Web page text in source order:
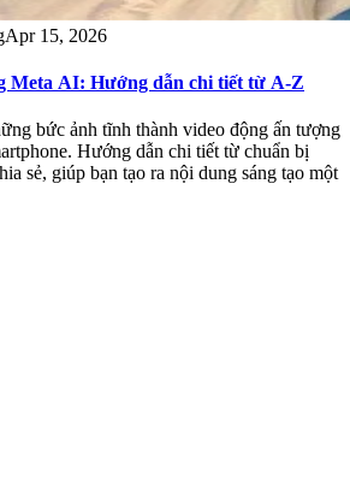
Apr 15, 2026
Meta AI: Hướng dẫn chi tiết từ A-Z
bức ảnh tĩnh thành video động ấn tượng
Hướng dẫn chi tiết từ chuẩn bị
sẻ, giúp bạn tạo ra nội dung sáng tạo một